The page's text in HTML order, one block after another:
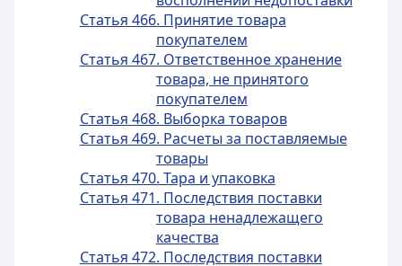
Статья 466. Принятие товара
покупателем
Статья 467. Ответственное хранение
товара, не принятого
покупателем
Статья 468. Выборка товаров
Статья 469. Расчеты за поставляемые
товары
Статья 470. Тара и упаковка
Статья 471. Последствия поставки
товара ненадлежащего
качества
Статья 472. Последствия поставки